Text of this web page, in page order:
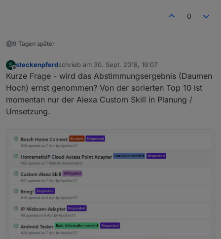
0
9 Tagen später
S
Offline
steckenpferdschrieb am 30. Sept. 2018, 19:07
zuletzt editiert von
Kurze Frage - wird das Abstimmungsergebnis (Daumen
Hoch) ernst genommen? Von der sorierten Top 10 ist
momentan nur der Alexa Custom Skill in Planung /
Umsetzung.